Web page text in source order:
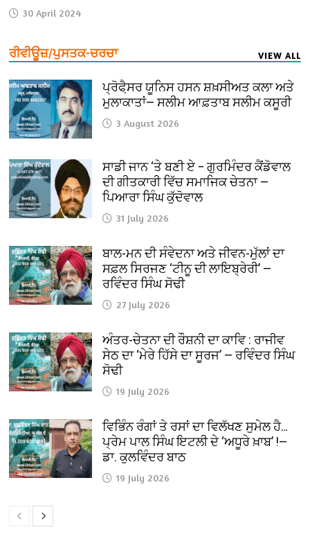
30 April 2024
ਰੀਵੀਊਜ਼/ਪੁਸਤਕ-ਚਰਚਾ VIEW ALL
ਪ੍ਰੋਫੈ਼ਸਰ ਯੂਨਿਸ ਹਸਨ ਸ਼ਖ਼ਸੀਅਤ ਕਲਾ ਅਤੇ
ਮੁਲਾਕਾਤਾਂ— ਸਲੀਮ ਆਫ਼ਤਾਬ ਸਲੀਮ ਕਸੂਰੀ
3 August 2026
ਸਾਡੀ ਜਾਨ ‘ਤੇ ਬਣੀ ਏ – ਗੁਰਮਿੰਦਰ ਕੈਂਡੋਵਾਲ
ਦੀ ਗੀਤਕਾਰੀ ਵਿੱਚ ਸਮਾਜਿਕ ਚੇਤਨਾ —
ਪਿਆਰਾ ਸਿੰਘ ਕੁੱਦੋਵਾਲ
31 July 2026
ਬਾਲ-ਮਨ ਦੀ ਸੰਵੇਦਨਾ ਅਤੇ ਜੀਵਨ-ਮੁੱਲਾਂ ਦਾ
ਸਫ਼ਲ ਸਿਰਜਣ ‘ਟੀਨੂ ਦੀ ਲਾਇਬ੍ਰੇਰੀ’ —
ਰਵਿੰਦਰ ਸਿੰਘ ਸੋਢੀ
27 July 2026
ਅੰਤਰ-ਚੇਤਨਾ ਦੀ ਰੌਸ਼ਨੀ ਦਾ ਕਾਵਿ : ਰਾਜੀਵ
ਸੇਠ ਦਾ ‘ਮੇਰੇ ਹਿੱਸੇ ਦਾ ਸੂਰਜ’ — ਰਵਿੰਦਰ ਸਿੰਘ
ਸੋਢੀ
19 July 2026
ਵਿਭਿੰਨ ਰੰਗਾਂ ਤੇ ਰਸਾਂ ਦਾ ਵਿਲੱਖਣ ਸੁਮੇਲ ਹੈ…
ਪ੍ਰੇਮ ਪਾਲ ਸਿੰਘ ਇਟਲੀ ਦੇ ‘ਅਧੂਰੇ ਖ਼ਾਬ’ !—
ਡਾ. ਕੁਲਵਿੰਦਰ ਬਾਠ
19 July 2026